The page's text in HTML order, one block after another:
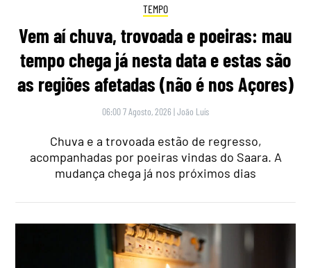
TEMPO
Vem aí chuva, trovoada e poeiras: mau
tempo chega já nesta data e estas são
as regiões afetadas (não é nos Açores)
06:00 7 Agosto, 2026 |João Luís
Chuva e a trovoada estão de regresso,
acompanhadas por poeiras vindas do Saara. A
mudança chega já nos próximos dias